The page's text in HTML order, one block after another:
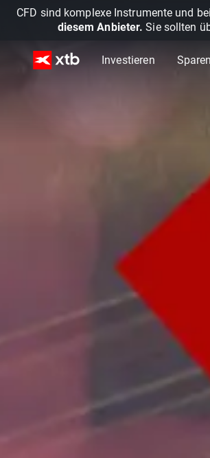
CFD sind komplexe Instrumente und
diesem Anbieter. Sie sollten
Investieren Sparen